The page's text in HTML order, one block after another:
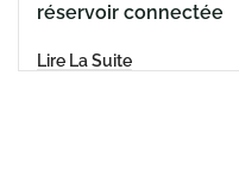
réservoir connectée
Lire La Suite